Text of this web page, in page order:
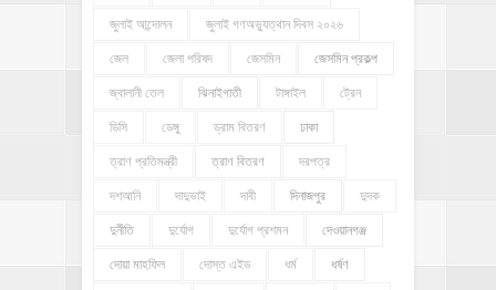
জুলাই আন্দোলন জুলাই গণঅভ্যুত্থান দিবস ২০২৬
জেল জেলা পরিষদ জেসমিন জেসমিন প্রকল্প
জ্বালানী তেল ঝিনাইগাতী টাঙ্গাইল ট্রেন
ডিসি ডেঙ্গু ড্রাম বিতরণ ঢাকা
ত্রাণ প্রতিমন্ত্রী ত্রাণ বিতরণ দরপত্র
দশআনি দাদুভাই দাবী দিনাজপুর দুদক
দুর্নীতি দুর্যোগ দুর্যোগ প্রশমন দেওয়ানগঞ্জ
দোয়া মাহফিল দোস্ত এইড ধর্ম ধর্ষণ